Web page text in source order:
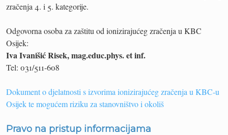
zračenja 4. i 5. kategorije.
Odgovorna osoba za zaštitu od ionizirajućeg zračenja u KBC
Osijek:
Iva Ivanišić Risek, mag.educ.phys. et inf.
Tel: 031/511-608
Dokument o djelatnosti s izvorima ionizirajućeg zračenja u KBC-u
Osijek te mogućem riziku za stanovništvo i okoliš
Pravo na pristup informacijama